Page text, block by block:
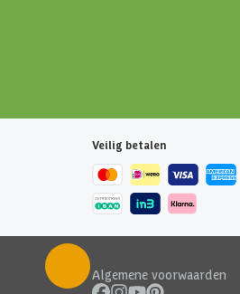
Veilig betalen
Algemene voorwaarden